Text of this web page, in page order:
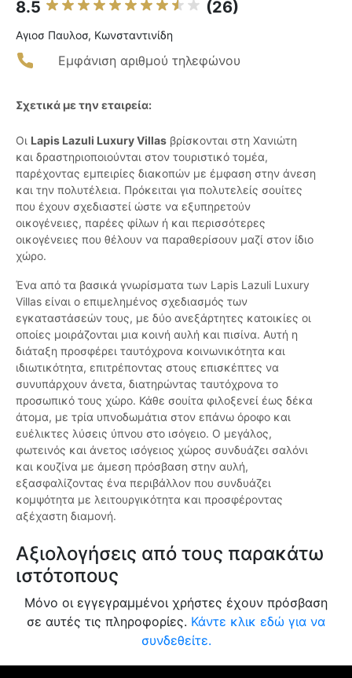
8.5 (26)
Αγιοσ Παυλοσ, Κωνσταντινίδη
Εμφάνιση αριθμού τηλεφώνου
Σχετικά με την εταιρεία:
Οι Lapis Lazuli Luxury Villas βρίσκονται στη Χανιώτη
και δραστηριοποιούνται στον τουριστικό τομέα,
παρέχοντας εμπειρίες διακοπών με έμφαση στην άνεση
και την πολυτέλεια. Πρόκειται για πολυτελείς σουίτες
που έχουν σχεδιαστεί ώστε να εξυπηρετούν
οικογένειες, παρέες φίλων ή και περισσότερες
οικογένειες που θέλουν να παραθερίσουν μαζί στον ίδιο
χώρο.
Ένα από τα βασικά γνωρίσματα των Lapis Lazuli Luxury
Villas είναι ο επιμελημένος σχεδιασμός των
εγκαταστάσεών τους, με δύο ανεξάρτητες κατοικίες οι
οποίες μοιράζονται μια κοινή αυλή και πισίνα. Αυτή η
διάταξη προσφέρει ταυτόχρονα κοινωνικότητα και
ιδιωτικότητα, επιτρέποντας στους επισκέπτες να
συνυπάρχουν άνετα, διατηρώντας ταυτόχρονα το
προσωπικό τους χώρο. Κάθε σουίτα φιλοξενεί έως δέκα
άτομα, με τρία υπνοδωμάτια στον επάνω όροφο και
ευέλικτες λύσεις ύπνου στο ισόγειο. Ο μεγάλος,
φωτεινός και άνετος ισόγειος χώρος συνδυάζει σαλόνι
και κουζίνα με άμεση πρόσβαση στην αυλή,
εξασφαλίζοντας ένα περιβάλλον που συνδυάζει
κομψότητα με λειτουργικότητα και προσφέροντας
αξέχαστη διαμονή.
Αξιολογήσεις από τους παρακάτω
ιστότοπους
Μόνο οι εγγεγραμμένοι χρήστες έχουν πρόσβαση
σε αυτές τις πληροφορίες. Κάντε κλικ εδώ για να
συνδεθείτε.